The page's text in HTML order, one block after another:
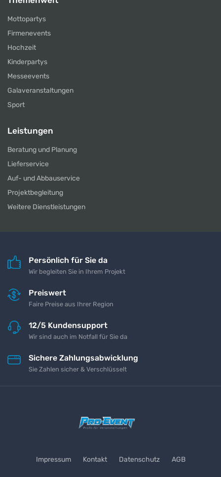
Mottopartys
Firmenevents
Hochzeit
Kinderpartys
Messeevents
Galaveranstaltungen
Sport
Leistungen
Beratung und Planung
Lieferservice
Auf- und Abbauservice
Projektbegleitung
Weitere Dienstleistungen
Persönlich für Sie da
Wir begleiten Sie in Ihrem Projekt
Preiswert
Faire Preise aus Ihrer Region
12/5 Kundensupport
Wir sind auch im Notfall für Sie da
Sichere Zahlungsabwicklung
Sie Zahlen sicher & Verschlüsselt
Impressum Kontakt Datenschutz AGB